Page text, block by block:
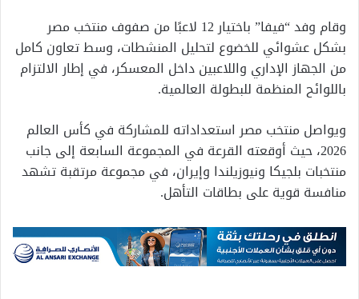
وقام وفد “فيفا” باختيار 12 لاعبًا من صفوف منتخب مصر
بشكل عشوائي للخضوع لتحليل المنشطات، وسط تعاون كامل
من الجهاز الإداري واللاعبين داخل المعسكر، في إطار الالتزام
باللوائح المنظمة للبطولة العالمية.
ويواصل منتخب مصر استعداداته للمشاركة في كأس العالم
2026، حيث أوقعته القرعة في المجموعة السابعة إلى جانب
منتخبات بلجيكا ونيوزيلندا وإيران، في مجموعة مرتقبة تشهد
منافسة قوية على بطاقات التأهل.